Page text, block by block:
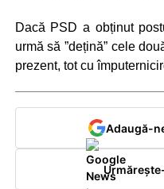
Dacă PSD a obținut
urmă să ”dețină” cele
prezent, tot cu
Adaugă-